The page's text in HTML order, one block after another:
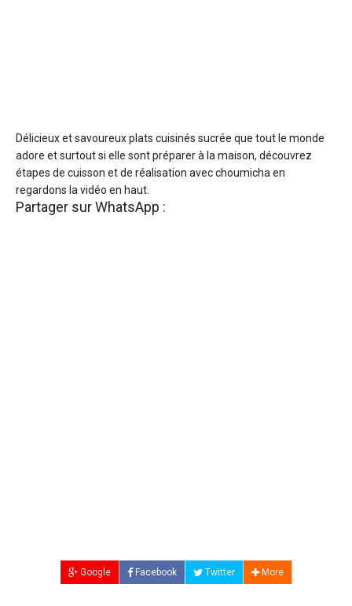
Délicieux et savoureux plats cuisinés sucrée que tout le monde
adore et surtout si elle sont préparer à la maison, découvrez
étapes de cuisson et de réalisation avec choumicha en
regardons la vidéo en haut.
Partager sur WhatsApp :
Google Facebook Twitter More